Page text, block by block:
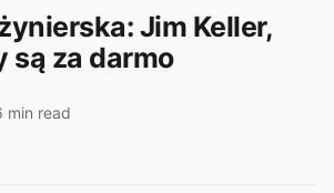
Jim Keller,
za darmo
min read